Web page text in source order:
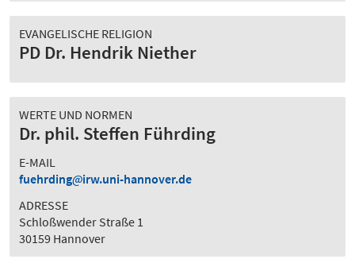
EVANGELISCHE RELIGION
PD Dr. Hendrik Niether
WERTE UND NORMEN
Dr. phil. Steffen Führding
E-MAIL
fuehrding
irw.uni-hannover.de
ADRESSE
Schloßwender Straße 1
30159 Hannover